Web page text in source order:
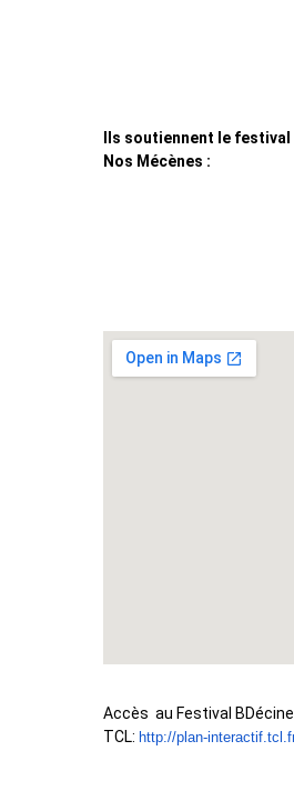
Ils soutiennent le
Nos Mécènes :
Accès au Festival
TCL: http://plan-